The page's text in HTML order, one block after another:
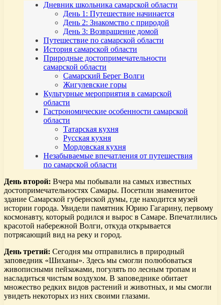
Дневник школьника самарской области
День 1: Путешествие начинается
День 2: Знакомство с природой
День 3: Возвращение домой
Путешествие по самарской области
История самарской области
Природные достопримечательности
самарской области
Самарский Берег Волги
Жигулевские горы
Культурные мероприятия в самарской
области
Гастрономические особенности самарской
области
Татарская кухня
Русская кухня
Мордовская кухня
Незабываемые впечатления от путешествия
по самарской области
День второй: Вчера мы побывали на самых известных
достопримечательностях Самары. Посетили знаменитое
здание Самарской губернской думы, где находится музей
истории города. Увидели памятник Юрию Гагарину, первому
космонавту, который родился и вырос в Самаре. Впечатлились
красотой набережной Волги, откуда открывается
потрясающий вид на реку и город.
День третий: Сегодня мы отправились в природный
заповедник «Шиханы». Здесь мы смогли полюбоваться
живописными пейзажами, погулять по лесным тропам и
насладиться чистым воздухом. В заповеднике обитает
множество редких видов растений и животных, и мы смогли
увидеть некоторых из них своими глазами.